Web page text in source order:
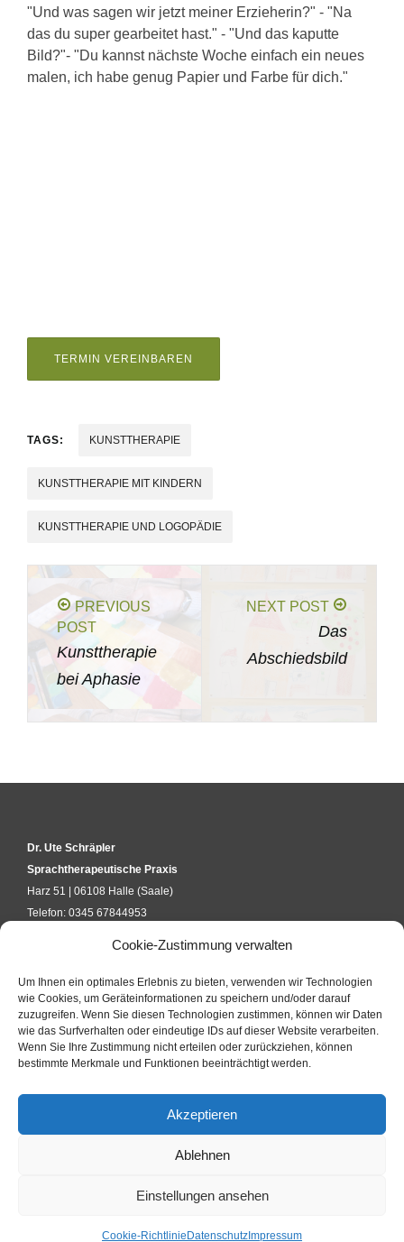
Cookie-Zustimmung verwalten
Um Ihnen ein optimales Erlebnis zu bieten, verwenden wir Technologien
wie Cookies, um Geräteinformationen zu speichern und/oder darauf
zuzugreifen. Wenn Sie diesen Technologien zustimmen, können wir Daten
wie das Surfverhalten oder eindeutige IDs auf dieser Website verarbeiten.
Wenn Sie Ihre Zustimmung nicht erteilen oder zurückziehen, können
bestimmte Merkmale und Funktionen beeinträchtigt werden.
Akzeptieren
Ablehnen
Einstellungen ansehen
Cookie-Richtlinie Datenschutz Impressum
"Und was sagen wir jetzt meiner Erzieherin?" - "Na
das du super gearbeitet hast." - "Und das kaputte
Bild?"- "Du kannst nächste Woche einfach ein neues
malen, ich habe genug Papier und Farbe für dich."
TERMIN VEREINBAREN
TAGS: KUNSTTHERAPIE
KUNSTTHERAPIE MIT KINDERN
KUNSTTHERAPIE UND LOGOPÄDIE
PREVIOUS
POST
Kunsttherapie
bei Aphasie
NEXT POST
Das
Abschiedsbild
Dr. Ute Schräpler
Sprachtherapeutische Praxis
Harz 51 | 06108 Halle (Saale)
Telefon: 0345 67844953
KURSANFRAGE
KONTAKTFORMULAR